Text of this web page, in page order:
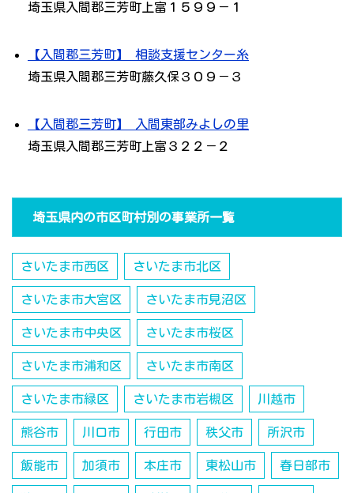
埼玉県入間郡三芳町上富１５９９－１
【入間郡三芳町】 相談支援センター糸
埼玉県入間郡三芳町藤久保３０９－３
【入間郡三芳町】 入間東部みよしの里
埼玉県入間郡三芳町上富３２２－２
埼玉県内の市区町村別の事業所一覧
さいたま市西区 さいたま市北区
さいたま市大宮区 さいたま市見沼区
さいたま市中央区 さいたま市桜区
さいたま市浦和区 さいたま市南区
さいたま市緑区 さいたま市岩槻区 川越市
熊谷市 川口市 行田市 秩父市 所沢市
飯能市 加須市 本庄市 東松山市 春日部市